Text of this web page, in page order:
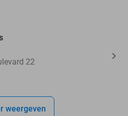
22
weergeven